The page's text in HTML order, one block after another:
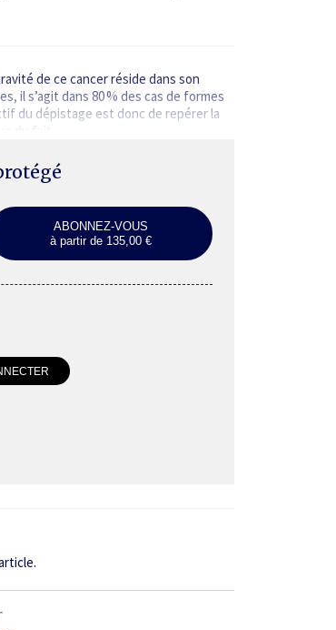
de ce cancer réside dans son
il s’agit dans 80 % des cas de formes
du dépistage est donc de repérer la
du fait…
ABONNEZ-VOUS
à partir de 135,00 €